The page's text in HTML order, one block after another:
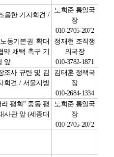
음한 기자회견 /
노희준 통일국
장
010-2705-2072
동기본권 확대
약 채택 촉구 기
앞
정재현 조직쟁
의국장
010-3782-1871
조사 규탄 및 김
회견 / 서울지방
김태훈 정책국
장
010-2684-1334
라 평화" 중동 평
사관 앞 (세종대
노희준 통일국
장
010-2705-2072